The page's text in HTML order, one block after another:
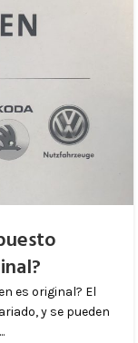
es original? El
y se pueden